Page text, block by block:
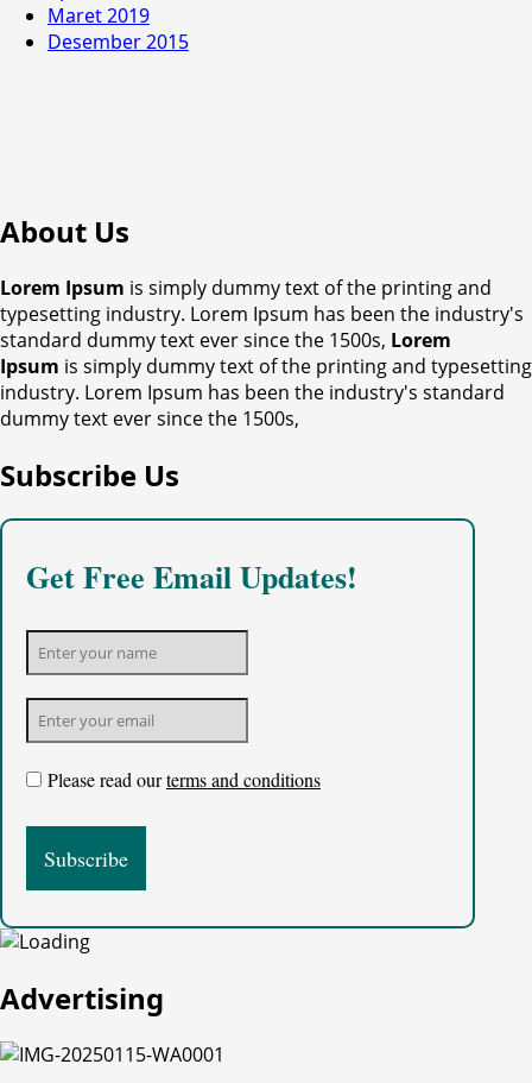
Maret 2019
Desember 2015
About Us
Lorem Ipsum is simply dummy text of the printing and
typesetting industry. Lorem Ipsum has been the industry's
standard dummy text ever since the 1500s, Lorem
Ipsum is simply dummy text of the printing and typesetting
industry. Lorem Ipsum has been the industry's standard
dummy text ever since the 1500s,
Subscribe Us
Get Free Email Updates!
Please read ourterms and conditions
Advertising